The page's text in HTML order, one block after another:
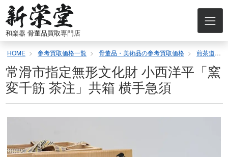
ン
ス
ッ
プ
和楽器 骨董品買取専門店
HOME 参考買取価格一覧 骨董品・美術品の参考買取価格 煎茶道具の参考買取価格
常滑市指定無形文化財 小西洋平「窯
変千筋 茶注」共箱 横手急須